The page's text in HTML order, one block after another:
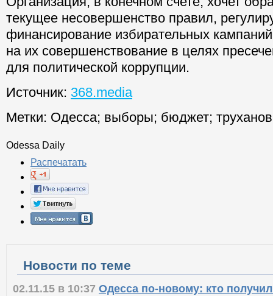
текущее несовершенство правил,
финансирование избирательных
на их совершенствование в целях
для политической коррупции.
Источник: 368.media
Метки: Одесса; выборы; бюджет; труханов
Odessa Daily
Распечатать
Новости по теме
02.11.15 в 10:37 Одесса по-новому: кто